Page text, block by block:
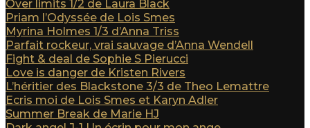
Over limits 1/2 de Laura Black
Priam l’Odyssée de Lois Smes
Myrina Holmes 1/3 d’Anna Triss
Parfait rockeur, vrai sauvage d’Anna Wendell
Fight & deal de Sophie S Pierucci
Love is danger de Kristen Rivers
L’héritier des Blackstone 3/3 de Theo Lemattre
Ecris moi de Lois Smes et Karyn Adler
Summer Break de Marie HJ